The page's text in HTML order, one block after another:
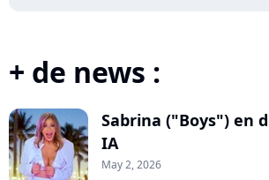
+ de news :
Sabrina ("Boys") en
IA
May 2, 2026